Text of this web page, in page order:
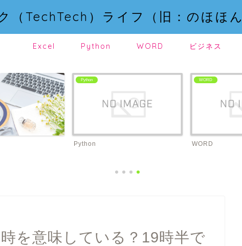
（TechTech）ライフ（旧：のほほん
Excel Python WORD ビジネス
Python
Python
WORD
WORD
を意味している？19時半で